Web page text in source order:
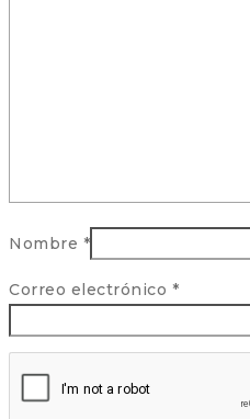
Nombre *
Correo electrónico *